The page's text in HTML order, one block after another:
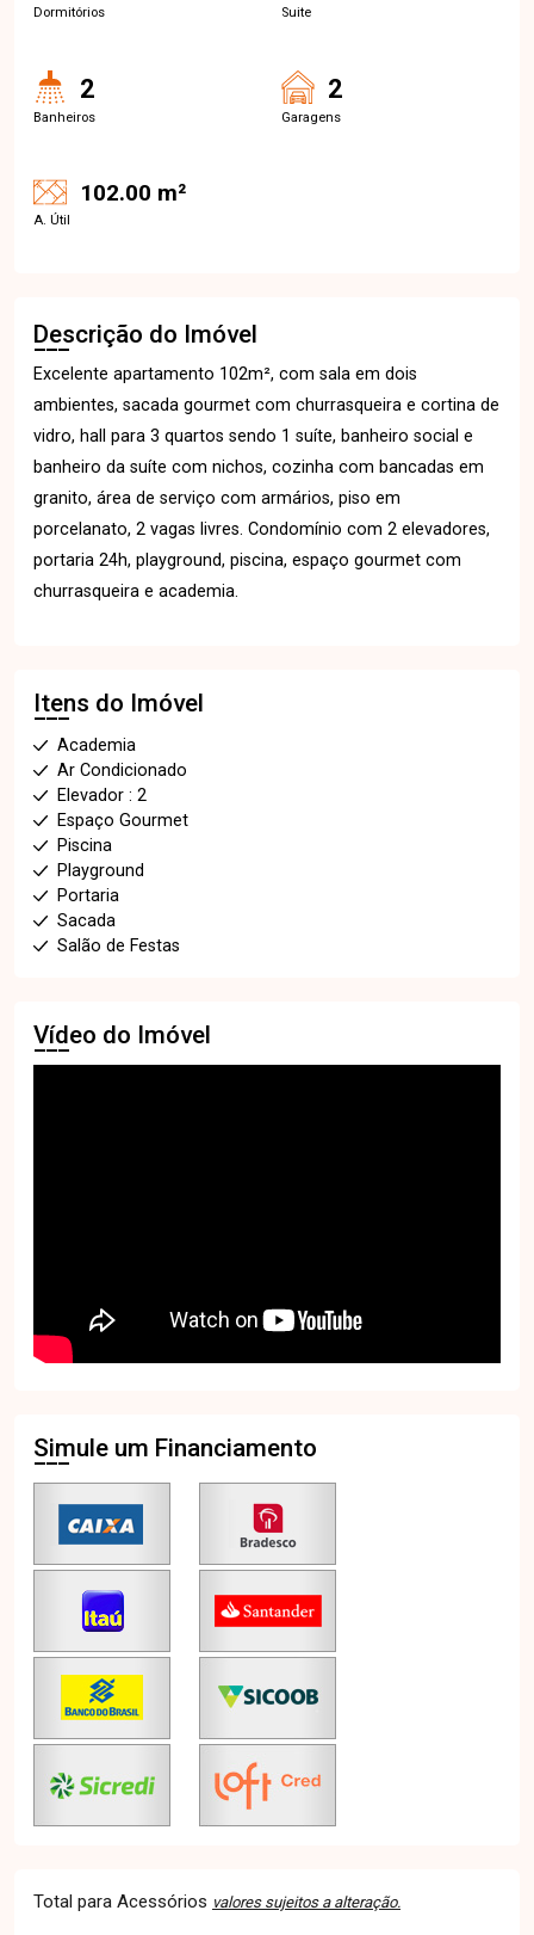
Dormitórios Suite
2
Banheiros
2
Garagens
102.00 m²
A. Útil
Descrição do Imóvel
Excelente apartamento 102m², com sala em dois
ambientes, sacada gourmet com churrasqueira e cortina de
vidro, hall para 3 quartos sendo 1 suíte, banheiro social e
banheiro da suíte com nichos, cozinha com bancadas em
granito, área de serviço com armários, piso em
porcelanato, 2 vagas livres. Condomínio com 2 elevadores,
portaria 24h, playground, piscina, espaço gourmet com
churrasqueira e academia.
Itens do Imóvel
Academia
Ar Condicionado
Elevador : 2
Espaço Gourmet
Piscina
Playground
Portaria
Sacada
Salão de Festas
Vídeo do Imóvel
Simule um Financiamento
Total para Acessórios valores sujeitos a alteração.